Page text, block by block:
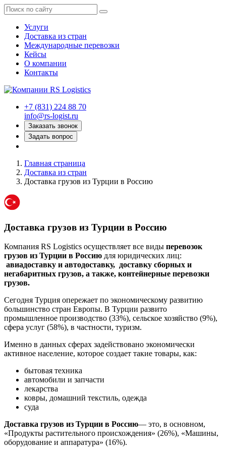
Услуги
Доставка из стран
Международные перевозки
Кейсы
О компании
Контакты
+7 (831) 224 88 70
info@rs-logist.ru
Заказать звонок
Задать вопрос
Главная страница
Доставка из стран
Доставка грузов из Турции в Россию
Доставка грузов из Турции в Россию
Компания RS Logistics осуществляет все виды перевозок
грузов из Турции в Россию для юридических лиц:
авиадоставку и автодоставку, доставку сборных и
негабаритных грузов, а также, контейнерные перевозки
грузов.
Сегодня Турция опережает по экономическому развитию
большинство стран Европы. В Турции развито
промышленное производство (33%), сельское хозяйство (9%),
сфера услуг (58%), в частности, туризм.
Именно в данных сферах задействовано экономически
активное население, которое создает такие товары, как:
бытовая техника
автомобили и запчасти
лекарства
ковры, домашний текстиль, одежда
суда
Доставка грузов из Турции в Россию— это, в основном,
«Продукты растительного происхождения» (26%), «Машины,
оборудование и аппаратура» (16%).